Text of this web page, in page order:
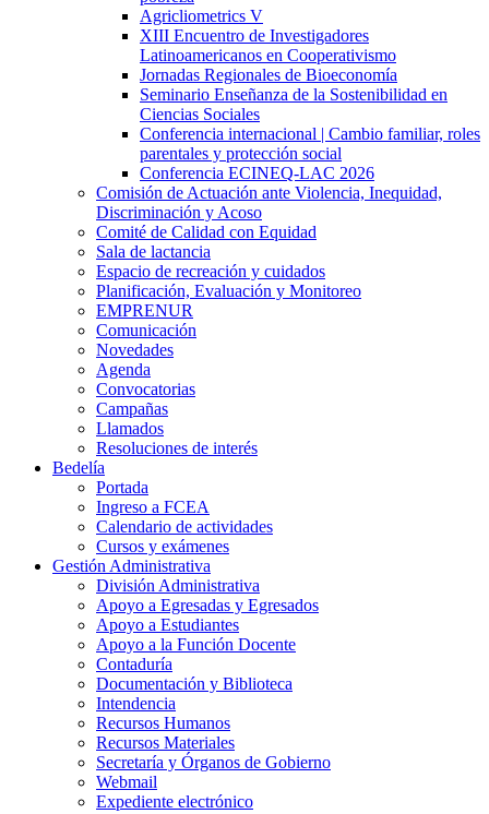
Agricliometrics V
XIII Encuentro de Investigadores
Latinoamericanos en Cooperativismo
Jornadas Regionales de Bioeconomía
Seminario Enseñanza de la Sostenibilidad en
Ciencias Sociales
Conferencia internacional | Cambio familiar, roles
parentales y protección social
Conferencia ECINEQ-LAC 2026
Comisión de Actuación ante Violencia, Inequidad,
Discriminación y Acoso
Comité de Calidad con Equidad
Sala de lactancia
Espacio de recreación y cuidados
Planificación, Evaluación y Monitoreo
EMPRENUR
Comunicación
Novedades
Agenda
Convocatorias
Campañas
Llamados
Resoluciones de interés
Bedelía
Portada
Ingreso a FCEA
Calendario de actividades
Cursos y exámenes
Gestión Administrativa
División Administrativa
Apoyo a Egresadas y Egresados
Apoyo a Estudiantes
Apoyo a la Función Docente
Contaduría
Documentación y Biblioteca
Intendencia
Recursos Humanos
Recursos Materiales
Secretaría y Órganos de Gobierno
Webmail
Expediente electrónico